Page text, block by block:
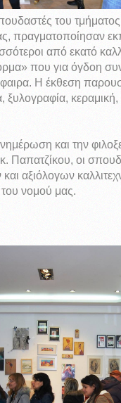
του
πραγματοποίησαν
από εκατό
που για όγδοη
Η έκθεση
ξυλογραφία,
και την
Παπατζίκου, οι
και αξιόλογων
του νομού μας.